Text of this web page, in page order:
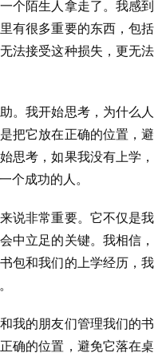
个陌生人拿走了。我感到
有很多重要的东西，包括
法接受这种损失，更无法
。我开始思考，为什么人
把它放在正确的位置，避
思考，如果我没有上学，
个成功的人。
说非常重要。它不仅是我
中立足的关键。我相信，
包和我们的上学经历，我
我的朋友们管理我们的书
确的位置，避免它落在桌